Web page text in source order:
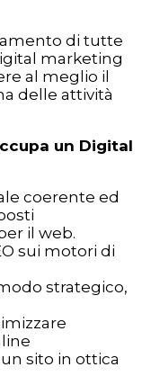
di tutte
marketing
al meglio il
delle attività
un Digital
coerente ed
il web.
sui motori di
strategico,
sito in ottica